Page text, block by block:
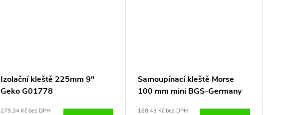
Izolační kleště 225mm 9"
Geko G01778
279,34 Kč bez DPH
Samoupínací kleště Morse
100 mm mini BGS-Germany
188,43 Kč bez DPH